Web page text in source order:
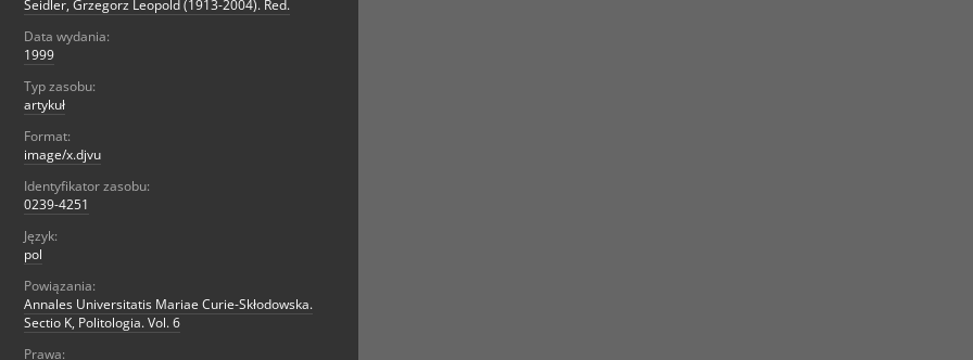
Seidler, Grzegorz Leopold (1913-2004). Red.
Data wydania:
1999
Typ zasobu:
artykuł
Format:
image/x.djvu
Identyfikator zasobu:
0239-4251
Język:
pol
Powiązania:
Annales Universitatis Mariae Curie-Skłodowska.
Sectio K, Politologia. Vol. 6
Prawa: